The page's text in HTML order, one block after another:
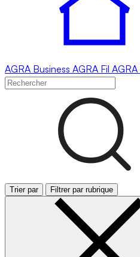
AGRA Business AGRA Fil AGRA
Trier par Filtrer par rubrique